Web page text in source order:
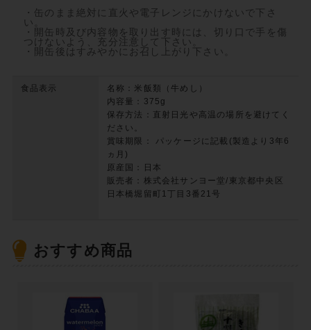
・缶のまま絶対に直火や電子レンジにかけないで下さ
い。
・開缶時及び内容物を取り出す時には、切り口で手を傷
つけないよう、充分注意して下さい。
・開缶後はすみやかにお召し上がり下さい。
食品表示
名称：米飯類（牛めし）
内容量：375g
保存方法：直射日光や高温の場所を避けてく
ださい。
賞味期限： パッケージに記載(製造より3年6
ヵ月)
原産国：日本
販売者：株式会社サンヨー堂/東京都中央区
日本橋堀留町1丁目3番21号
おすすめ商品